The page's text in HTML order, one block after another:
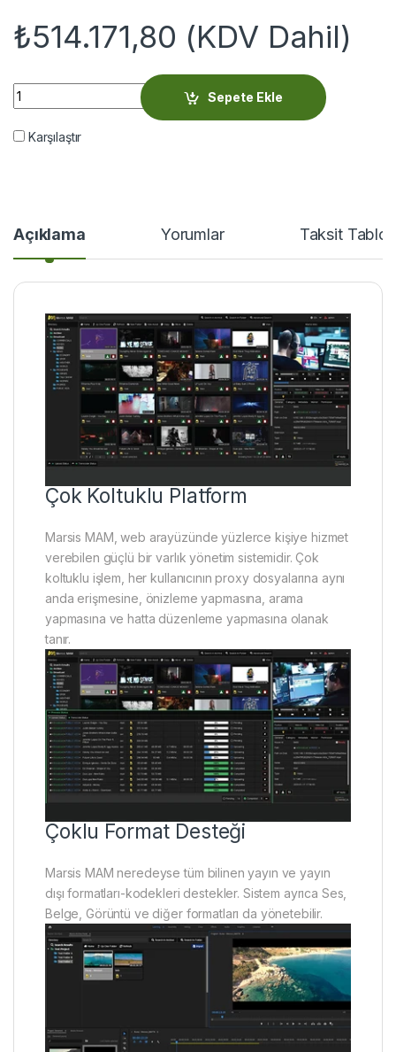
₺514.171,80 (KDV Dahil)
Marsis MAM Medya Varlık Yönetimi quantity
Sepete Ekle
Karşılaştır
Açıklama Yorumlar Taksit
Çok Koltuklu Platform
Marsis MAM, web arayüzünde yüzlerce kişiye hizmet
verebilen güçlü bir varlık yönetim sistemidir. Çok
koltuklu işlem, her kullanıcının proxy dosyalarına aynı
anda erişmesine, önizleme yapmasına, arama
yapmasına ve hatta düzenleme yapmasına olanak
tanır.
Çoklu Format Desteği
Marsis MAM neredeyse tüm bilinen yayın ve yayın
dışı formatları-kodekleri destekler. Sistem ayrıca Ses,
Belge, Görüntü ve diğer formatları da yönetebilir.